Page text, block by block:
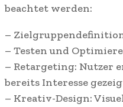
beachtet werden:
–
– Testen und
– Retargeting: Nutzer
bereits Interesse
– Kreativ-Design: